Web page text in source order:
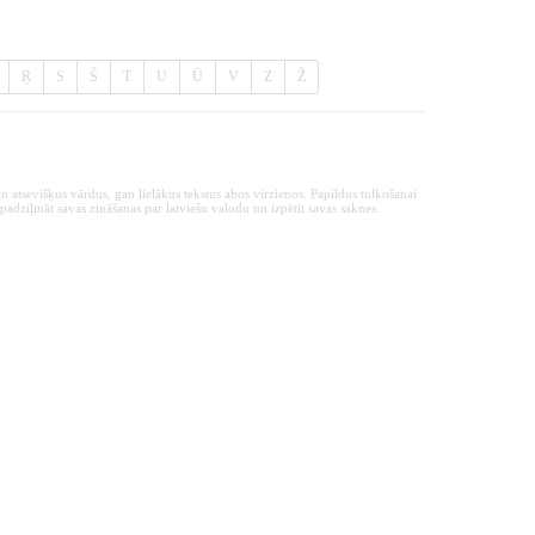
Ŗ S Š T U Ū V Z Ž
vārdus, gan lielākus tekstus abos virzienos. Papildus tulkošanai
savas zināšanas par latviešu valodu un izpētīt savas saknes.